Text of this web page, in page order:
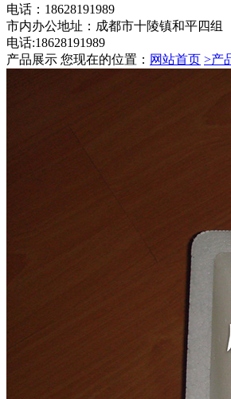
电话：18628191989
市内办公地址：成都市十陵镇和平四组
电话:18628191989
产品展示 您现在的位置： 网站首页 >产